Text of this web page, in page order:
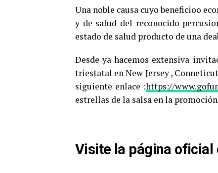
Una noble causa cuyo beneficioo
y de salud del reconocido
estado de salud producto de una
Desde ya hacemos extensiva
triestatal en New Jersey ,
siguiente enlace :https://
estrellas de la salsa en la
Visite la página oficial